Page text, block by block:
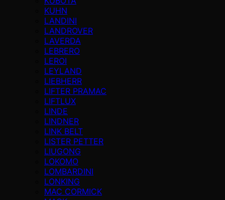
KUHN
LANDINI
LANDROVER
LAVERDA
LEBRERO
LEROI
LEYLAND
LIEBHERR
LIFTER PRAMAC
LIFTLUX
LINDE
LINDNER
LINK BELT
LISTER PETTER
LIUGONG
LOKOMO
LOMBARDINI
LONKING
MAC CORMICK